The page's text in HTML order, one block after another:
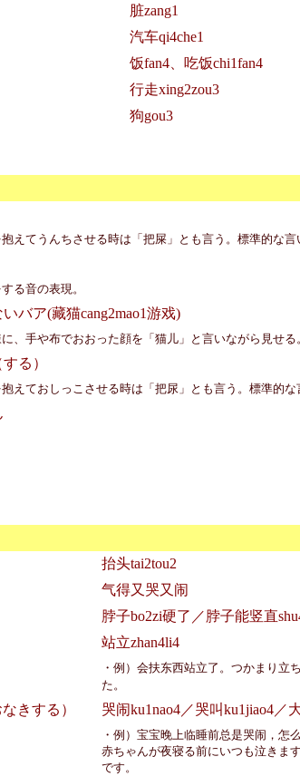
脏zang1
汽车qi4che1
饭fan4、吃饭chi1fan4
行走xing2zou3
狗gou3
えてうんちさせる時は「把屎」とも言う。標準的な言
る音の表現。
バア(藏猫cang2mao1游戏)
、手や布でおおった顔を「猫儿」と言いながら見せる
る）
えておしっこさせる時は「把尿」とも言う。標準的な
抬头tai2tou2
气得又哭又闹
脖子bo2zi硬了／脖子能竖直
站立zhan4li4
・例）会扶东西站立了。つかまり立
た。
きする） 哭闹ku1nao4／哭叫ku1jiao4／
・例）宝宝晚上临睡前总是哭闹，怎
赤ちゃんが夜寝る前にいつも泣きま
です。